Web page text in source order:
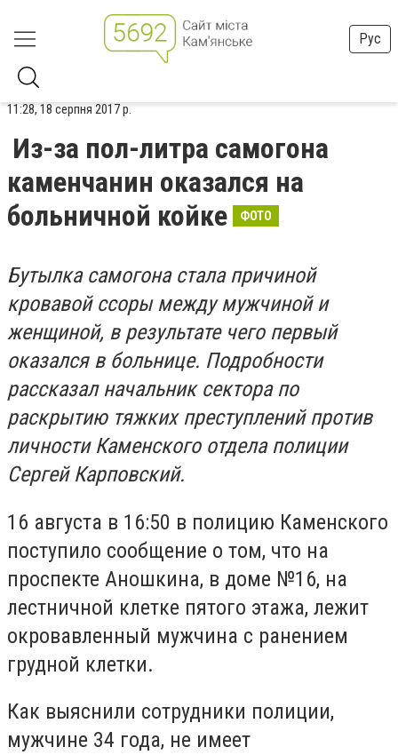
Рус
11:28, 18 серпня 2017 р.
Из-за пол-литра самогона
каменчанин оказался на
больничной койке
ФОТО
Бутылка самогона стала причиной
кровавой ссоры между мужчиной и
женщиной, в результате чего первый
оказался в больнице. Подробности
рассказал начальник сектора по
раскрытию тяжких преступлений против
личности Каменского отдела полиции
Сергей Карповский.
16 августа в 16:50 в полицию Каменского
поступило сообщение о том, что на
проспекте Аношкина, в доме №16, на
лестничной клетке пятого этажа, лежит
окровавленный мужчина с ранением
грудной клетки.
Как выяснили сотрудники полиции,
мужчине 34 года, не имеет